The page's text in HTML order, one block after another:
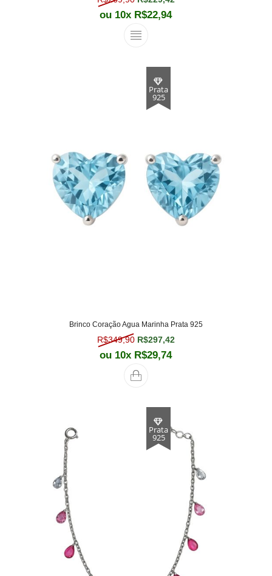
ou 10x R$22,94
Prata
925
Brinco Coração Agua Marinha Prata 925
R$349,90 O preço original era: R$349,90.
R$297,42
ou 10x R$29,74
Prata
925